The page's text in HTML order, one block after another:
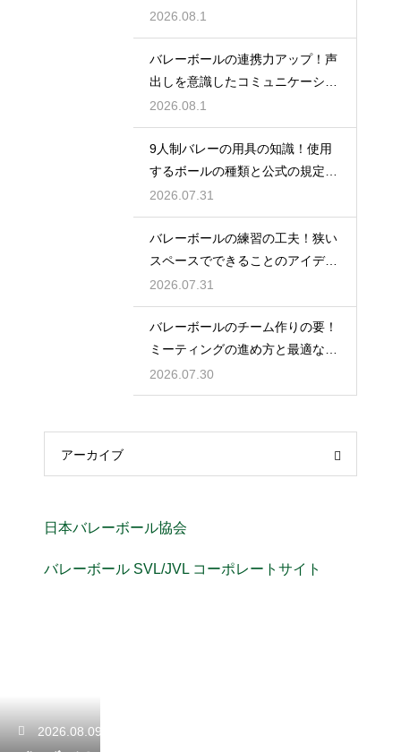
底分析
2026.08.1
バレーボールの連携力アップ！声
出しを意識したコミュニケーショ
ン練習
2026.08.1
9人制バレーの用具の知識！使用
するボールの種類と公式の規定を
解説
2026.07.31
バレーボールの練習の工夫！狭い
スペースでできることのアイデア
大公開
2026.07.31
バレーボールのチーム作りの要！
ミーティングの進め方と最適な頻
度とは
2026.07.30
アーカイブ
日本バレーボール協会
バレーボール SVL/JVL コーポレートサイト
2026.08.09